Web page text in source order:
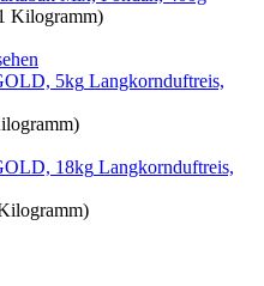
Kilogramm)
Langkornduftreis,
Langkornduftreis,